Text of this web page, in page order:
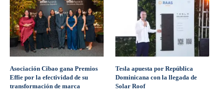
Asociación Cibao gana Premios
Effie por la efectividad de su
transformación de marca
Tesla apuesta por República
Dominicana con la llegada de
Solar Roof